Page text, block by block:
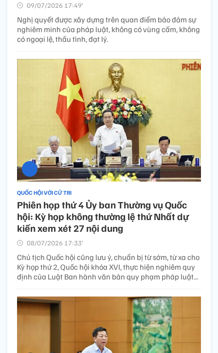
09/07/2026 17:49’
Nghị quyết được xây dựng trên quan điểm bảo đảm sự
nghiêm minh của pháp luật, không có vùng cấm, không
có ngoại lệ, thấu tình, đạt lý.
QUỐC HỘI VỚI CỬ TRI
Phiên họp thứ 4 Ủy ban Thường vụ Quốc
hội: Kỳ họp không thường lệ thứ Nhất dự
kiến xem xét 27 nội dung
08/07/2026 17:33’
Chủ tịch Quốc hội cũng lưu ý, chuẩn bị từ sớm, từ xa cho
Kỳ họp thứ 2, Quốc hội khóa XVI, thực hiện nghiêm quy
định của Luật Ban hành văn bản quy phạm pháp luật...